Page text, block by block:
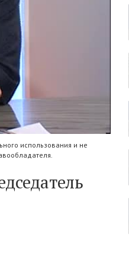
использования и не